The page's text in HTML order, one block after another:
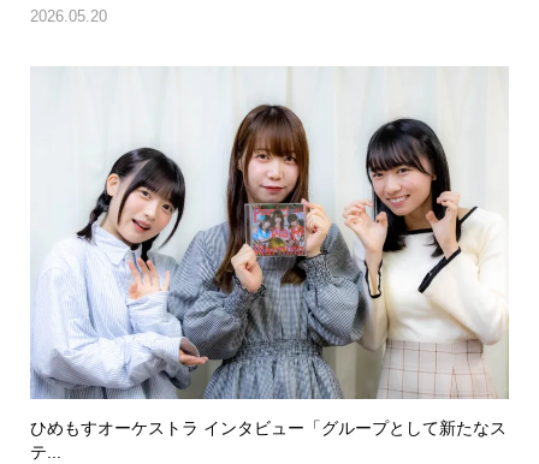
2026.05.20
ひめもすオーケストラ インタビュー「グループとして新たなス
テ...